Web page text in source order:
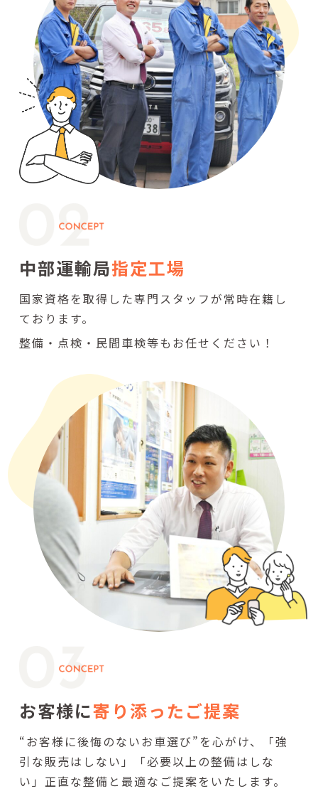
中部運輸局指定工場
国家資格を取得した専門スタッフが常時在籍し
ております。
整備・点検・民間車検等もお任せください！
お客様に寄り添ったご提案
“お客様に後悔のないお車選び”を心がけ、「強
引な販売はしない」「必要以上の整備はしな
い」正直な整備と最適なご提案をいたします。